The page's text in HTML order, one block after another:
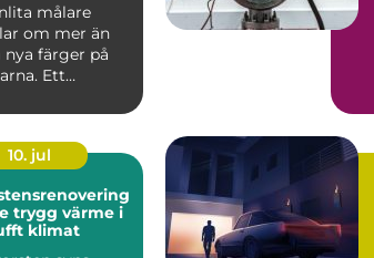
målare
om mer än
nya färger på
Ett
skydd...
10. jul
i
klimat